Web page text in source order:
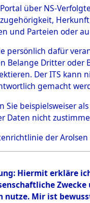
die
0142
über NS-
und Parteien oder
persönlich dafür
Belange Dritter
Der ITS
gemacht
Sie beispielsweiser
Daten nicht
der Arolsen
Hiermit erkläre
nutze. Mir ist